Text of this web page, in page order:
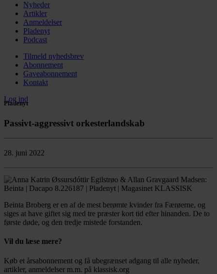
Nyheder
Artikler
Anmeldelser
Pladenyt
Podcast
Tilmeld nyhedsbrev
Abonnement
Gaveabonnement
Kontakt
Log ind
Pladenyt
Passivt-aggressivt orkesterlandskab
28. juni 2022
Beinta Broberg er en af de mest berømte kvinder fra Færøerne, og
siges at have giftet sig med tre præster kort tid efter hinanden. De to
første døde, og den tredje mistede forstanden.
Vil du læse mere?
Køb et årsabonnement og få ubegrænset adgang til alle nyheder,
artikler, anmeldelser m.m. på klassisk.org